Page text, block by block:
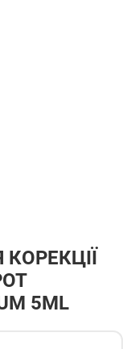
5ML